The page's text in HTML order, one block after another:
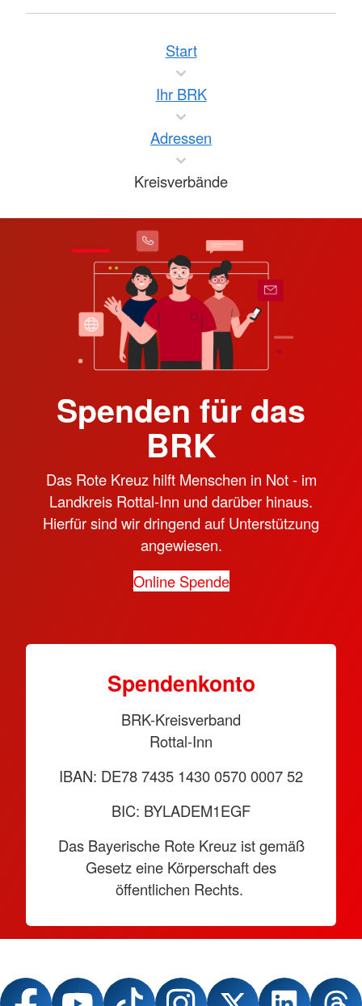
Start
Ihr BRK
Adressen
Kreisverbände
Spenden für das
BRK
Das Rote Kreuz hilft Menschen in Not - im
Landkreis Rottal-Inn und darüber hinaus.
Hierfür sind wir dringend auf Unterstützung
angewiesen.
Online Spende
Spendenkonto
BRK-Kreisverband
Rottal-Inn
IBAN: DE78 7435 1430 0570 0007 52
BIC: BYLADEM1EGF
Das Bayerische Rote Kreuz ist gemäß
Gesetz eine Körperschaft des
öffentlichen Rechts.